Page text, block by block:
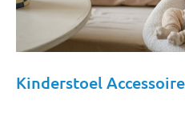
Kinderstoel